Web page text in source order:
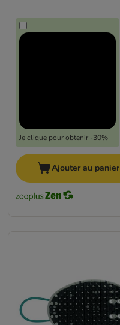
Je clique pour obtenir -30%
Ajouter au panier